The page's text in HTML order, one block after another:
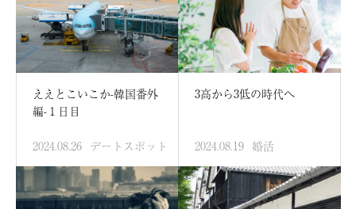
ええとこいこか-韓国番外
編-１日目
2024.08.26 デートスポット
3高から3低の時代へ
2024.08.19 婚活